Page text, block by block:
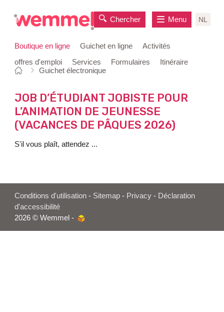
Boutique en ligne Guichet en ligne
Activités
offres d'emploi
Services Formulaires Itinéraire
Chercher NL
Menu
Vous
ici:
Page
départ
Guichet électronique
JOB D’ÉTUDIANT JOBISTE POUR
L’ANIMATION DE JEUNESSE
(VACANCES DE PÂQUES 2026)
S'il vous plaît, attendez ...
Conditions d'utilisation - Sitemap - Privacy - Déclaration
d'accessibilité
2026 © Wemmel -